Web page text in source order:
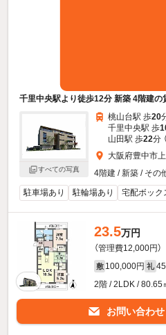
千里中央駅より徒歩12分 新築 4階建の
すべての写真
桃山台駅 歩20
千里中央駅 歩
山田駅 歩22分
大阪府豊中市
4階建 / 新築 / その
駐車場あり
駐輪場あり 宅配ボック
23.5万円
（管理費12,000円）
敷 100,000円 礼
2階 / 2LDK / 80.65
お問い合わせ